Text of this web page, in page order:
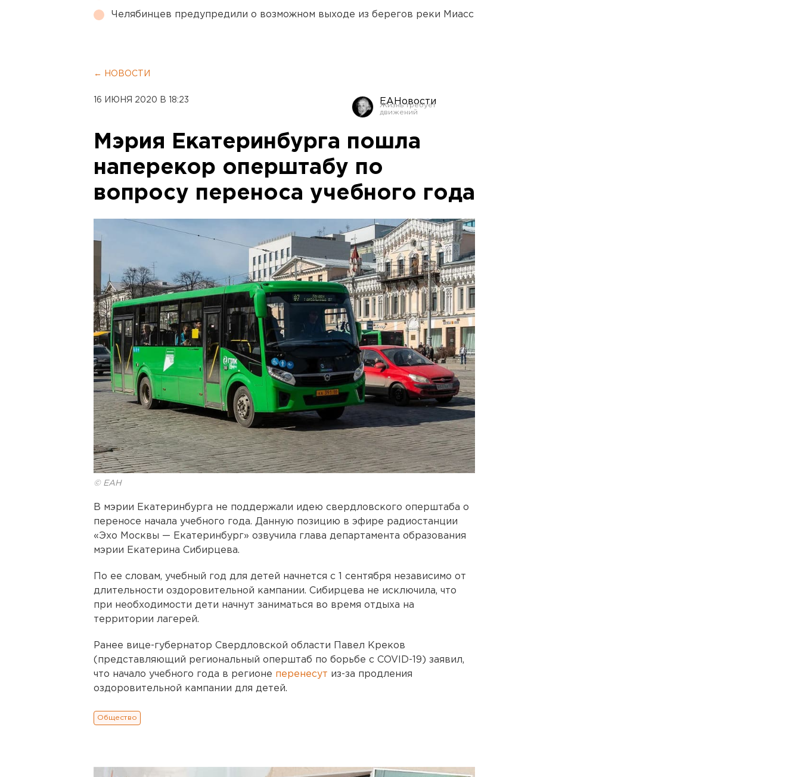
Челябинцев предупредили о возможном выходе из берегов реки Миасс
← НОВОСТИ
16 ИЮНЯ 2020 В 18:23 ЕАНовости
Мэрия Екатеринбурга пошла
наперекор оперштабу по
вопросу переноса учебного года
© ЕАН
В мэрии Екатеринбурга не поддержали идею свердловского оперштаба о
переносе начала учебного года. Данную позицию в эфире радиостанции
«Эхо Москвы — Екатеринбург» озвучила глава департамента образования
мэрии Екатерина Сибирцева.
По ее словам, учебный год для детей начнется с 1 сентября независимо от
длительности оздоровительной кампании. Сибирцева не исключила, что
при необходимости дети начнут заниматься во время отдыха на
территории лагерей.
Ранее вице-губернатор Свердловской области Павел Креков
(представляющий региональный оперштаб по борьбе с COVID-19) заявил,
что начало учебного года в регионе перенесут из-за продления
оздоровительной кампании для детей.
Общество